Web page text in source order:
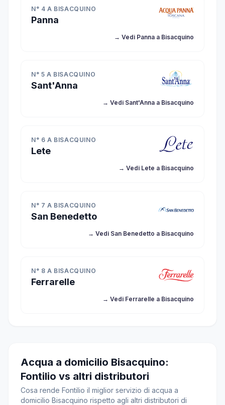
N° 4 A BISACQUINO
Panna
→ Vedi Panna a Bisacquino
N° 5 A BISACQUINO
Sant'Anna
→ Vedi Sant'Anna a Bisacquino
N° 6 A BISACQUINO
Lete
→ Vedi Lete a Bisacquino
N° 7 A BISACQUINO
San Benedetto
→ Vedi San Benedetto a Bisacquino
N° 8 A BISACQUINO
Ferrarelle
→ Vedi Ferrarelle a Bisacquino
Acqua a domicilio Bisacquino:
Fontilio vs altri distributori
Cosa rende Fontilio il miglior servizio di acqua a
domicilio Bisacquino rispetto agli altri distributori di